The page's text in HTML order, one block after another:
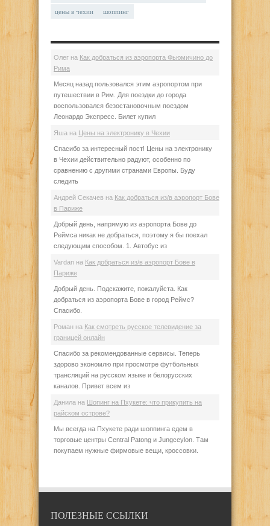
цены в чехии шоппинг
Олег на Как добраться из аэропорта Фьюмичино до
Рима
Месяц назад пользовался этим аэропортом при
путешествии в Рим. Для поездки до города
воспользовался безостановочным поездом
Леонардо Экспресс. Билет купил
Яша на Цены на электронику в Чехии
Спасибо за интересный пост! Цены на электронику
в Чехии действительно радуют, особенно по
сравнению с другими странами Европы. Буду
следить
Андрей Секачев на Как добраться из/в аэропорт Бове
в Париже
Добрый день, напрямую из аэропорта Бове до
Реймса никак не добраться, поэтому я бы поехал
следующим способом. 1. Автобус из
Vardan на Как добраться из/в аэропорт Бове в
Париже
Добрый день. Подскажите, пожалуйста. Как
добраться из аэропорта Бове в город Реймс?
Спасибо.
Роман на Как смотреть русское телевидение за
границей онлайн
Спасибо за рекомендованные сервисы. Теперь
здорово экономлю при просмотре футбольных
трансляций на русском языке и белорусских
каналов. Привет всем из
Данила на Шопинг на Пхукете: что прикупить на
райском острове?
Мы всегда на Пхукете ради шоппинга едем в
торговые центры Central Patong и Jungceylon. Там
покупаем нужные фирмовые вещи, кроссовки.
ПОЛЕЗНЫЕ ССЫЛКИ